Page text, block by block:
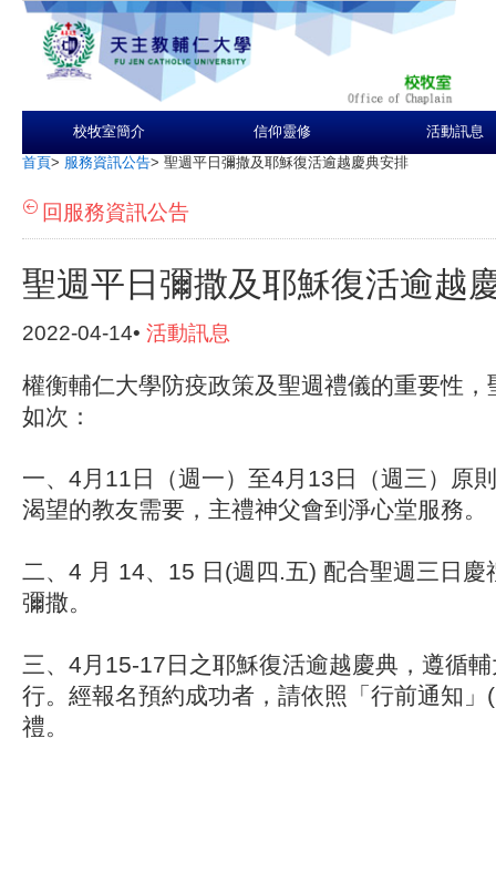
校牧室簡介 信仰靈修 活動訊息
首頁> 服務資訊公告> 聖週平日彌撒及耶穌復活逾越慶典安排
回服務資訊公告
聖週平日彌撒及耶穌復活逾越
2022-04-14• 活動訊息
權衡輔仁大學防疫政策及聖週禮儀的重要性，
如次：
一、4月11日（週一）至4月13日（週三）原
渴望的教友需要，主禮神父會到淨心堂服務。
二、4 月 14、15 日(週四.五) 配合聖週三日慶
彌撒。
三、4月15-17日之耶穌復活逾越慶典，遵循
行。經報名預約成功者，請依照「行前通知」
禮。